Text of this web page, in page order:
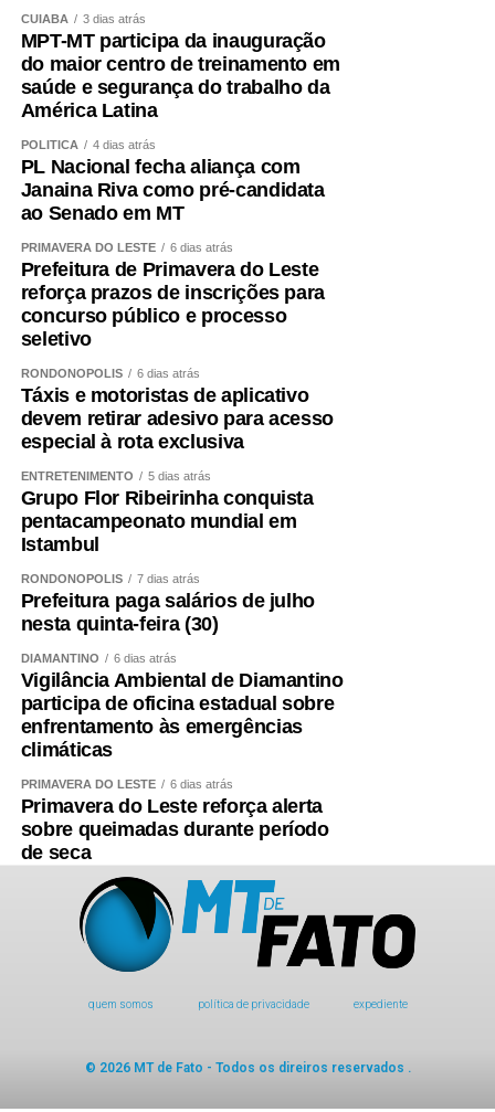
CUIABÁ 3 dias atrás
MPT-MT participa da inauguração
do maior centro de treinamento em
saúde e segurança do trabalho da
América Latina
POLÍTICA 4 dias atrás
PL Nacional fecha aliança com
Janaina Riva como pré-candidata
ao Senado em MT
PRIMAVERA DO LESTE 6 dias atrás
Prefeitura de Primavera do Leste
reforça prazos de inscrições para
concurso público e processo
seletivo
RONDONÓPOLIS 6 dias atrás
Táxis e motoristas de aplicativo
devem retirar adesivo para acesso
especial à rota exclusiva
ENTRETENIMENTO 5 dias atrás
Grupo Flor Ribeirinha conquista
pentacampeonato mundial em
Istambul
RONDONÓPOLIS 7 dias atrás
Prefeitura paga salários de julho
nesta quinta-feira (30)
DIAMANTINO 6 dias atrás
Vigilância Ambiental de Diamantino
participa de oficina estadual sobre
enfrentamento às emergências
climáticas
PRIMAVERA DO LESTE 6 dias atrás
Primavera do Leste reforça alerta
sobre queimadas durante período
de seca
quem somos política de privacidade expediente
© 2026 MT de Fato - Todos os direiros reservados .